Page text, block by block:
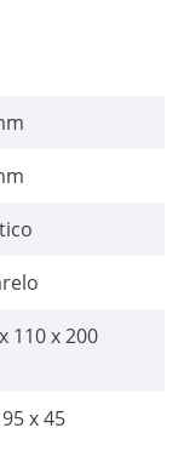
110 x 200
x 45